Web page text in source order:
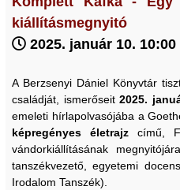
kiállításmegnyitó
2025. január 10. 10:00
A Berzsenyi Dániel Könyvtár
családját, ismerőseit2025.
emeleti hírlapolvasójába a
képregényes
életrajz című,
vándorkiállításának
tanszékvezető, egyetemi
Irodalom Tanszék).